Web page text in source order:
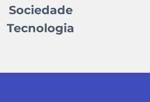
Sociedade
Tecnologia